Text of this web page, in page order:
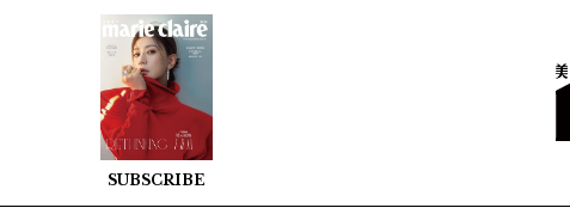
SUBSCRIBE